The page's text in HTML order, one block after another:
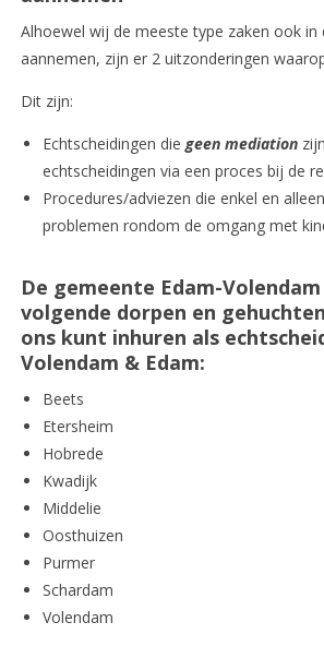
Alhoewel wij de meeste type zaken ook
aannemen, zijn er 2 uitzonderingen
Dit zijn:
Echtscheidingen die geen mediation
echtscheidingen via een proces bij de
Procedures/adviezen die enkel en
problemen rondom de omgang met
De gemeente Edam-
volgende dorpen en
ons kunt inhuren als
Volendam & Edam:
Beets
Etersheim
Hobrede
Kwadijk
Middelie
Oosthuizen
Purmer
Schardam
Volendam